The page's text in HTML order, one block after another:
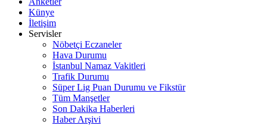
Künye
İletişim
Servisler
Nöbetçi Eczaneler
Hava Durumu
İstanbul Namaz Vakitleri
Trafik Durumu
Süper Lig Puan Durumu ve Fikstür
Tüm Manşetler
Son Dakika Haberleri
Haber Arşivi